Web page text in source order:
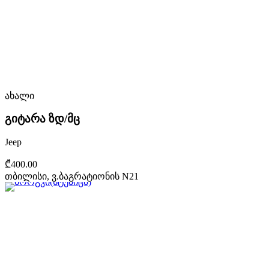
ახალი
გიტარა ზდ/მც
Jeep
₾400.00
თბილისი, ვ.ბაგრატიონის N21